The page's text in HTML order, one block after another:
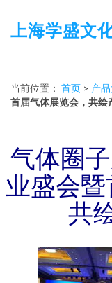
上海学盛文
当前位置： 首页 > 产
首届气体展览会，共绘
气体圈
业盛会暨
共